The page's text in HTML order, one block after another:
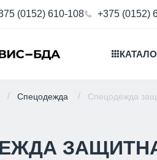
(0152) 610-108 +375 (0152)
Спецодежда Спецодежда